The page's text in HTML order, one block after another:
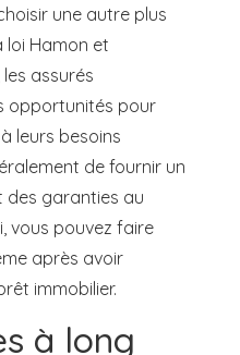
une autre plus
loi Hamon et
assurés
opportunités pour
leurs besoins
de fournir un
garanties au
vous pouvez faire
après avoir
immobilier.
à long